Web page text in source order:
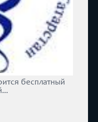
бесплатный